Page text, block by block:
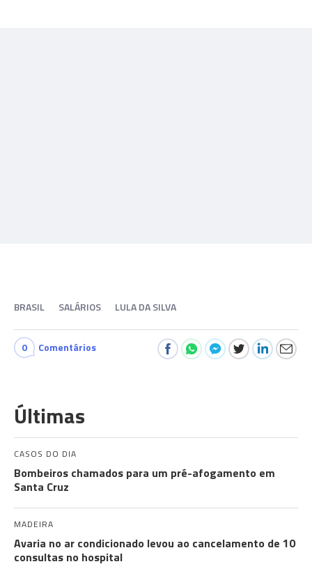
BRASIL SALÁRIOS LULA DA SILVA
0 Comentários
Últimas
CASOS DO DIA
Bombeiros chamados para um pré-afogamento em
Santa Cruz
MADEIRA
Avaria no ar condicionado levou ao cancelamento de 10
consultas no hospital